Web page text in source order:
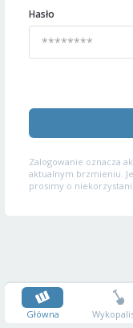
Hasło
Zalogowanie oznacza
aktualnym brzmieniu.
prosimy o
Główna